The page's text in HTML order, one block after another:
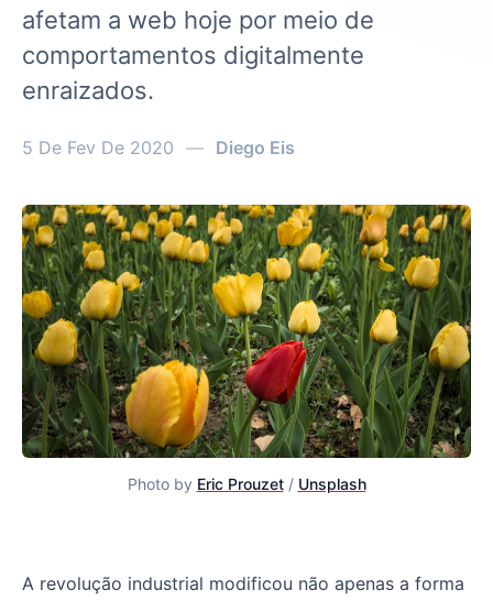
afetam a web hoje por meio de
comportamentos digitalmente
enraizados.
5 De Fev De 2020 — Diego Eis
Photo by Eric Prouzet/ Unsplash
Disfunções da Web e Produtos Digitais
A revolução industrial modificou não apenas a forma